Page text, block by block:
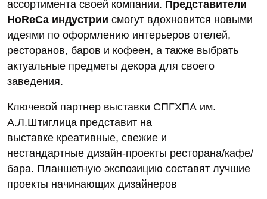
ассортимента своей компании. Представители
HoReCa индустрии смогут вдохновится новыми
идеями по оформлению интерьеров отелей,
ресторанов, баров и кофеен, а также выбрать
актуальные предметы декора для своего
заведения.
Ключевой партнер выставки СПГХПА им.
А.Л.Штиглица представит на
выставке креативные, свежие и
нестандартные дизайн-проекты ресторана/кафе/
бара. Планшетную экспозицию составят лучшие
проекты начинающих дизайнеров